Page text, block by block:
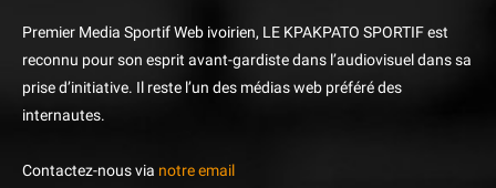
Premier Media Sportif Web ivoirien, LE KPAKPATO SPORTIF est
reconnu pour son esprit avant-gardiste dans l’audiovisuel dans sa
prise d’initiative. Il reste l’un des médias web préféré des
internautes.
Contactez-nous via notre email